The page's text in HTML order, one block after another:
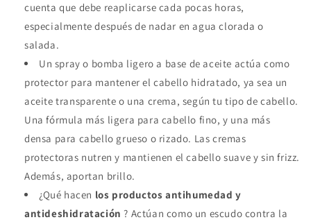
cuenta que debe reaplicarse cada pocas horas,
especialmente después de nadar en agua clorada o
salada.
Un spray o bomba ligero a base de aceite actúa como
protector para mantener el cabello hidratado, ya sea un
aceite transparente o una crema, según tu tipo de cabello.
Una fórmula más ligera para cabello fino, y una más
densa para cabello grueso o rizado. Las cremas
protectoras nutren y mantienen el cabello suave y sin frizz.
Además, aportan brillo.
¿Qué hacen los productos antihumedad y
antideshidratación ? Actúan como un escudo contra la